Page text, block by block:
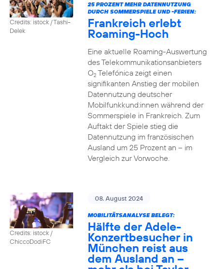
Credits: istock / Tashi-
Delek
25 PROZENT MEHR DATENNUTZUNG
DURCH SOMMERSPIELE UND -FERIEN:
Frankreich erlebt
Roaming-Hoch
Eine aktuelle Roaming-Auswertung
des Telekommunikationsanbieters
O2Telefónica zeigt einen
signifikanten Anstieg der mobilen
Datennutzung deutscher
Mobilfunkkund:innen während der
Sommerspiele in Frankreich. Zum
Auftakt der Spiele stieg die
Datennutzung im französischen
Ausland um 25 Prozent an – im
Vergleich zur Vorwoche.
Credits: istock /
ChiccoDodiFC
08. August 2024
MOBILITÄTSANALYSE BELEGT:
Hälfte der Adele-
Konzertbesucher in
München reist aus
dem Ausland an –